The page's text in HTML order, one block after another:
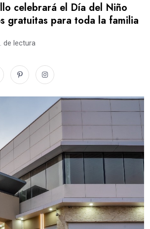
celebrará el Día del Niño
gratuitas para toda la familia
de lectura